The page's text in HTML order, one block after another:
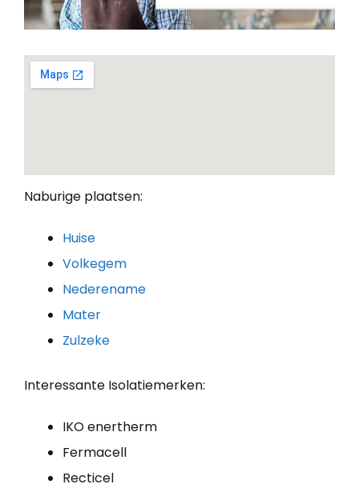
Naburige plaatsen:
Huise
Volkegem
Nederename
Mater
Zulzeke
Interessante Isolatiemerken:
IKO enertherm
Fermacell
Recticel